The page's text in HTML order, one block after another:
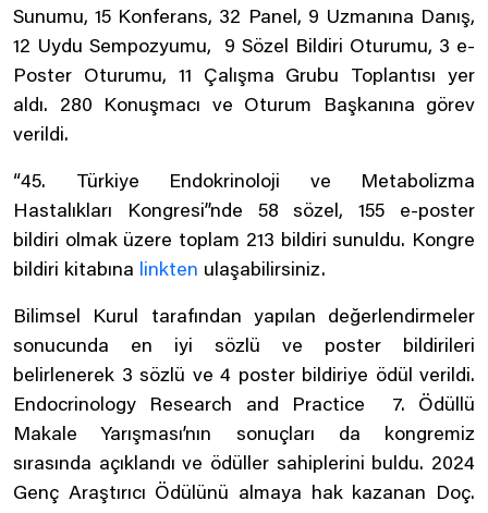
Sunumu, 15 Konferans, 32 Panel, 9 Uzmanına Danış,
12 Uydu Sempozyumu, 9 Sözel Bildiri Oturumu, 3 e-
Poster Oturumu, 11 Çalışma Grubu Toplantısı yer
aldı. 280 Konuşmacı ve Oturum Başkanına görev
verildi.
“45. Türkiye Endokrinoloji ve Metabolizma
Hastalıkları Kongresi”nde 58 sözel, 155 e-poster
bildiri olmak üzere toplam 213 bildiri sunuldu. Kongre
bildiri kitabına linkten ulaşabilirsiniz.
Bilimsel Kurul tarafından yapılan değerlendirmeler
sonucunda en iyi sözlü ve poster bildirileri
belirlenerek 3 sözlü ve 4 poster bildiriye ödül verildi.
Endocrinology Research and Practice 7. Ödüllü
Makale Yarışması’nın sonuçları da kongremiz
sırasında açıklandı ve ödüller sahiplerini buldu. 2024
Genç Araştırıcı Ödülünü almaya hak kazanan Doç.